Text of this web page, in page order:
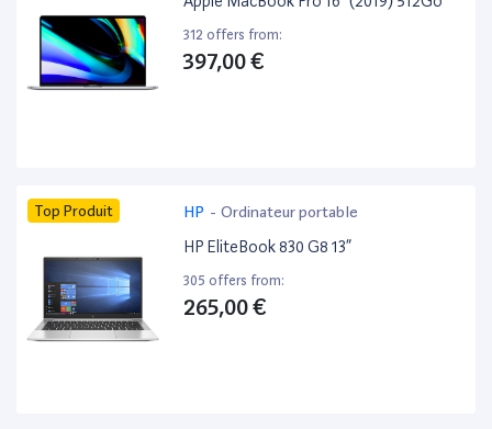
312 offers from:
397,00 €
Top Produit HP - Ordinateur portable
HP EliteBook 830 G8 13”
305 offers from:
265,00 €